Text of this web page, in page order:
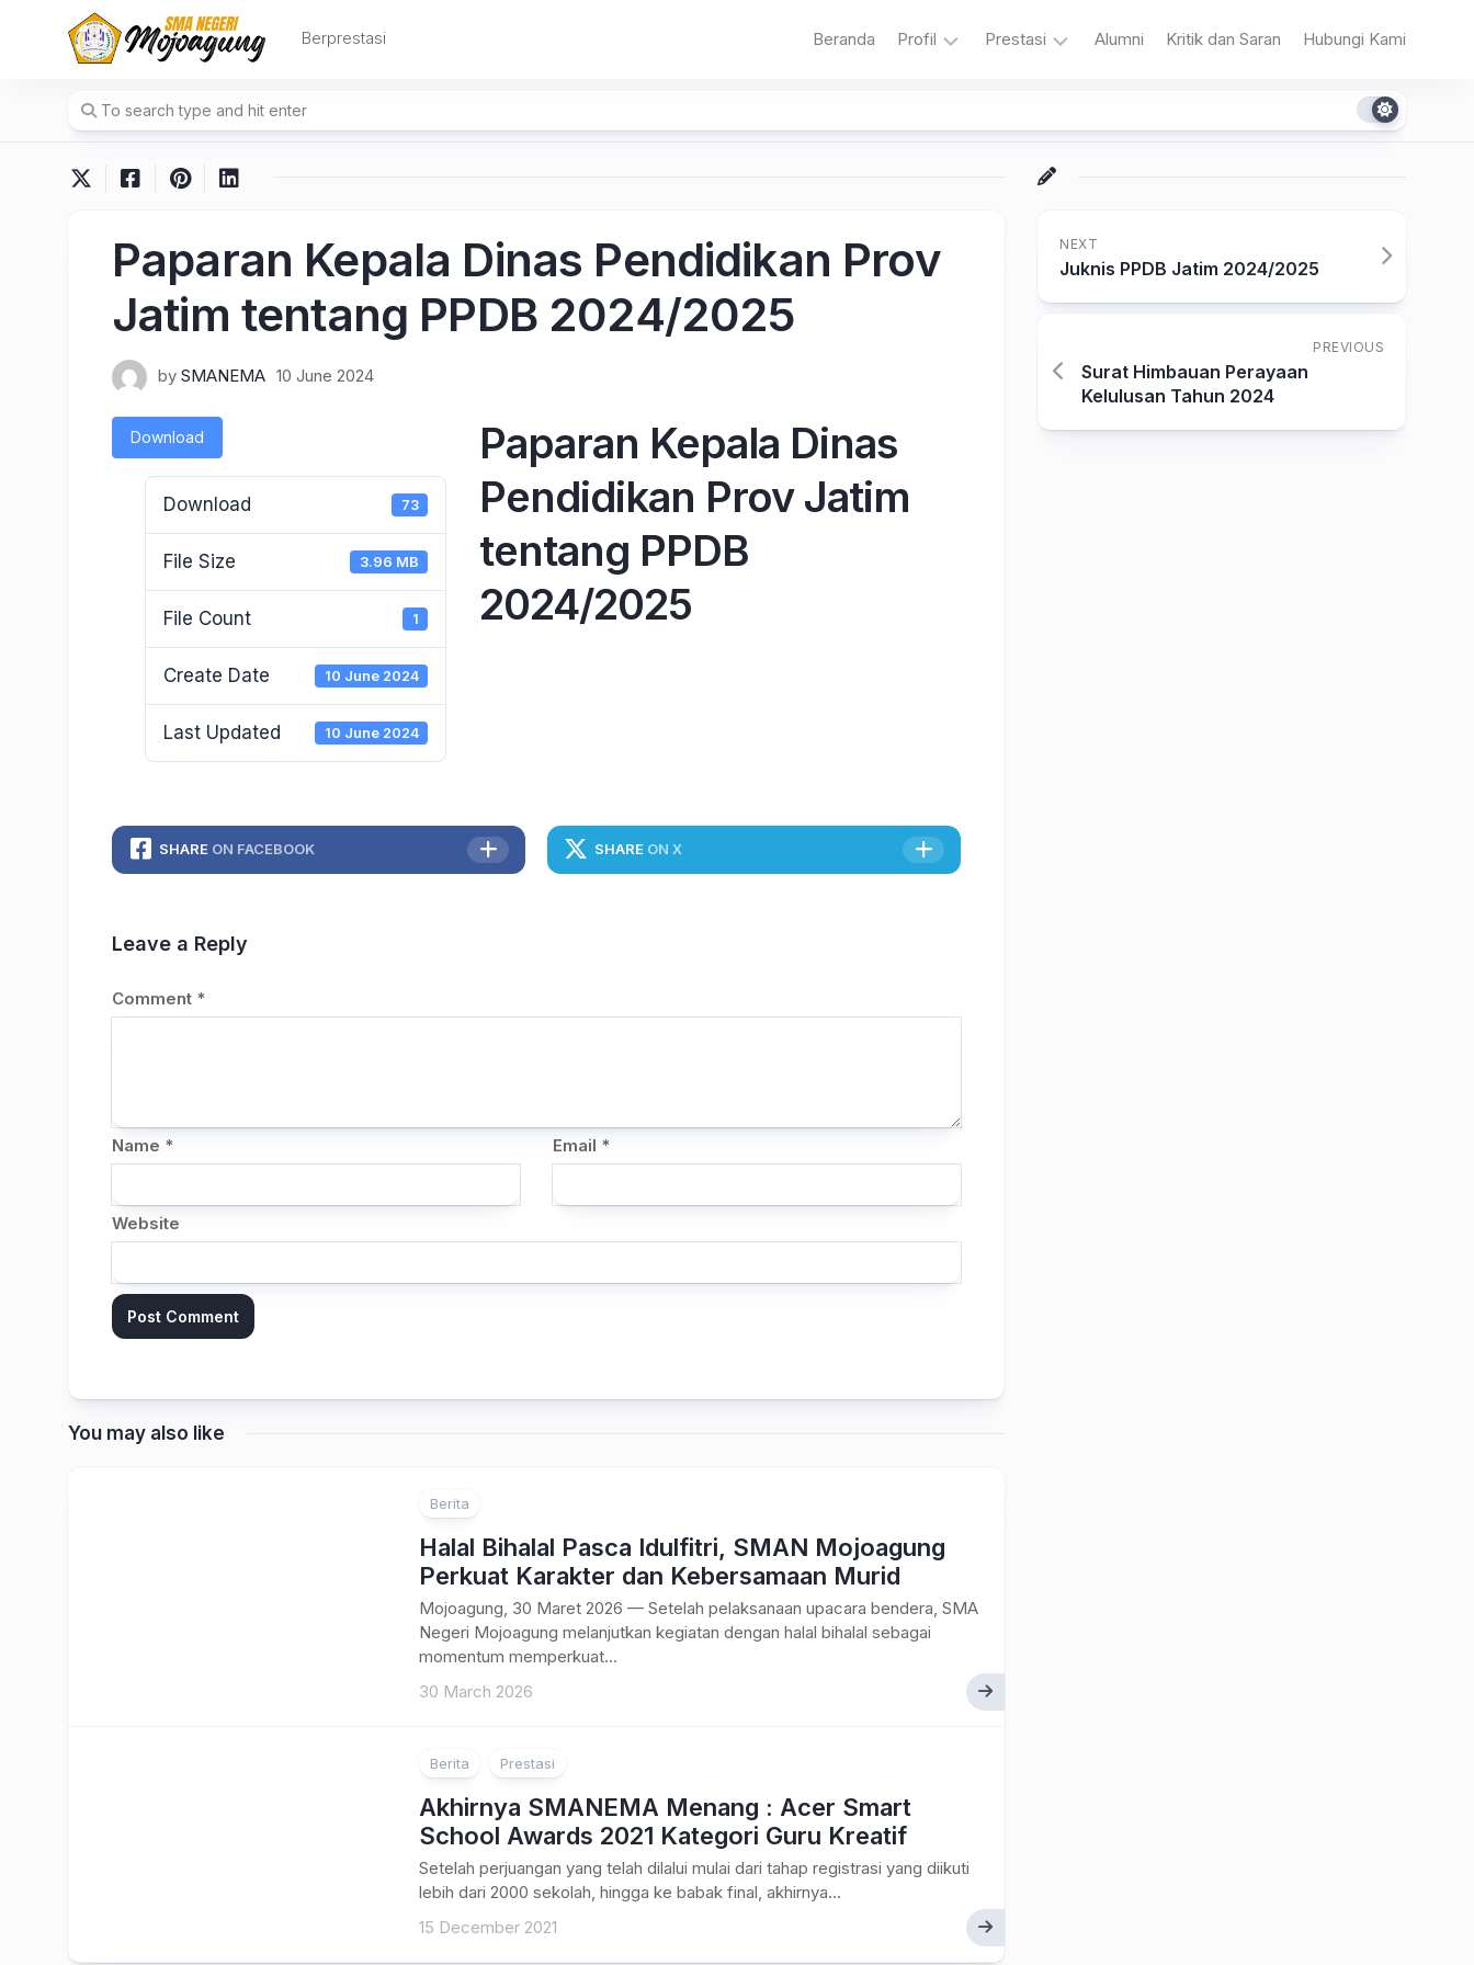
Berprestasi Beranda Profil
Sekolah
Misi
Prestasi
Akademik
Alumni Kritik dan Saran Hubungi Kami
Paparan Kepala Dinas Pendidikan Prov
Jatim tentang PPDB 2024/2025
by SMANEMA 10 June 2024
Download
Download 73
File Size 3.96 MB
File Count 1
Create Date 10 June 2024
Last Updated 10 June 2024
Paparan Kepala Dinas
Pendidikan Prov Jatim
tentang PPDB
2024/2025
SHARE ON FACEBOOK SHARE ON X
Leave a Reply
Comment *
Name * Email *
Website
You may also like
Berita
Halal Bihalal Pasca Idulfitri, SMAN Mojoagung
Perkuat Karakter dan Kebersamaan Murid
Mojoagung, 30 Maret 2026 — Setelah pelaksanaan upacara bendera, SMA
Negeri Mojoagung melanjutkan kegiatan dengan halal bihalal sebagai
momentum memperkuat...
30 March 2026
Berita Prestasi
Akhirnya SMANEMA Menang : Acer Smart
School Awards 2021 Kategori Guru Kreatif
Setelah perjuangan yang telah dilalui mulai dari tahap registrasi yang diikuti
lebih dari 2000 sekolah, hingga ke babak final, akhirnya...
15 December 2021
NEXT
Juknis PPDB Jatim 2024/2025
PREVIOUS
Surat Himbauan Perayaan
Kelulusan Tahun 2024